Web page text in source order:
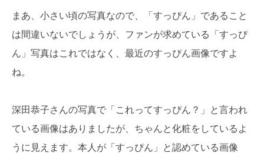
まあ、小さい頃の写真なので、「すっぴん」であること
は間違いないでしょうが、ファンが求めている「すっぴ
ん」写真はこれではなく、最近のすっぴん画像ですよ
ね。
深田恭子さんの写真で「これってすっぴん？」と言われ
ている画像はありましたが、ちゃんと化粧をしているよ
うに見えます。本人が「すっぴん」と認めている画像